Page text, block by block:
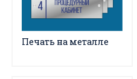
Печать на металле